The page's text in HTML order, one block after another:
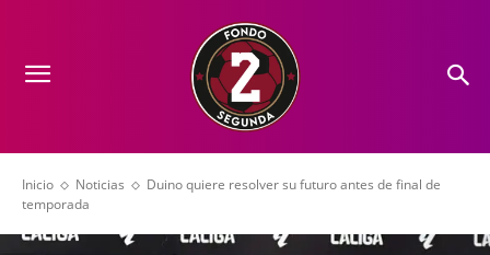
Inicio Noticias
Duino quiere resolver su futuro antes de final de
temporada